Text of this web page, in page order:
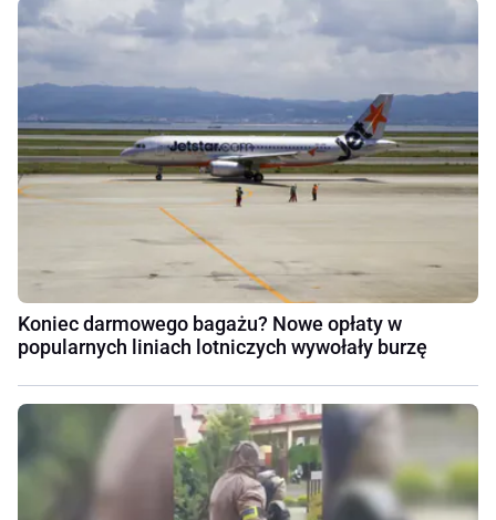
Koniec darmowego bagażu? Nowe opłaty w
popularnych liniach lotniczych wywołały burzę